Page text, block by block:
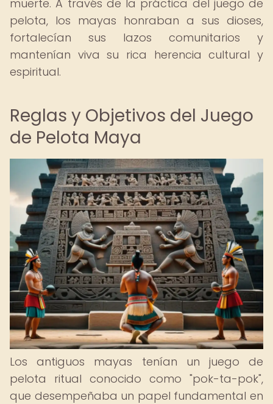
muerte. A través de la práctica del juego de
pelota, los mayas honraban a sus dioses,
fortalecían sus lazos comunitarios y
mantenían viva su rica herencia cultural y
espiritual.
Reglas y Objetivos del Juego
de Pelota Maya
Los antiguos mayas tenían un juego de
pelota ritual conocido como "pok-ta-pok",
que desempeñaba un papel fundamental en